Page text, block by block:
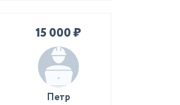
15 000 ₽
Петр